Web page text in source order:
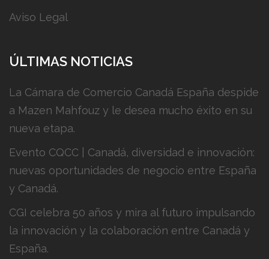
Aviso Legal
ÚLTIMAS NOTICIAS
La Cámara de Comercio Canadá España despide
a Mazen Mahfouz y le desea mucho éxito en su
nueva etapa.
Evento CQCC | Canadá, diversidad e innovación:
nuevas oportunidades de negocio entre España
y Canadá.
CGI celebra 50 años y mira al futuro impulsando
la innovación y la colaboración entre Canadá y
España.